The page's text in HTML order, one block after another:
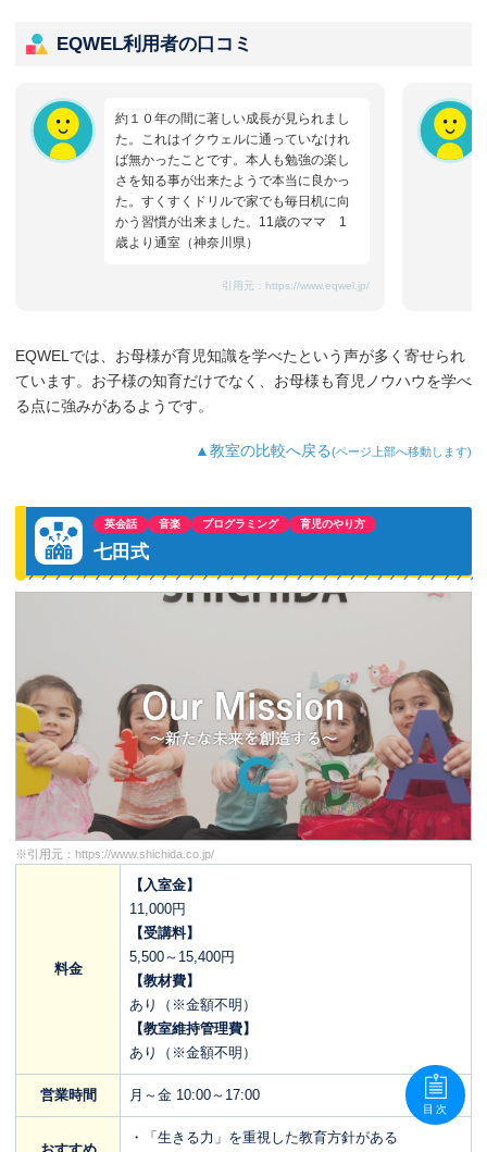
EQWEL利用者の口コミ
約１０年の間に著しい成長が見られまし
た。これはイクウェルに通っていなけれ
ば無かったことです。本人も勉強の楽し
さを知る事が出来たようで本当に良かっ
た。すくすくドリルで家でも毎日机に向
かう習慣が出来ました。11歳のママ 1
歳より通室（神奈川県）
引用元： https://www.eqwel.jp/
EQWELでは、お母様が育児知識を学べたという声が多く寄せられ
ています。お子様の知育だけでなく、お母様も育児ノウハウを学べ
る点に強みがあるようです。
▲教室の比較へ戻る(ページ上部へ移動します)
英会話 音楽 プログラミング 育児のやり方
七田式
※引用元： https://www.shichida.co.jp/
料金
【入室金】
11,000円
【受講料】
5,500～15,400円
【教材費】
あり（※金額不明）
【教室維持管理費】
あり（※金額不明）
営業時間 月～金 10:00～17:00
・「生きる力」を重視した教育方針がある
目次